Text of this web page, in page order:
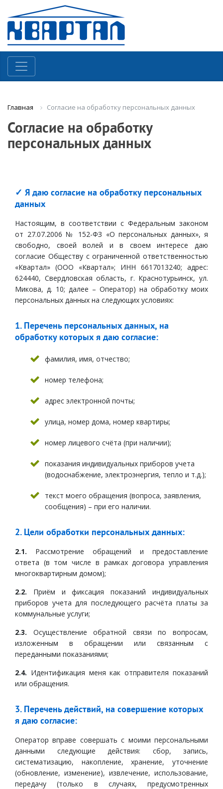
Главная Согласие на обработку персональных данных
Согласие на обработку
персональных данных
✓ Я даю согласие на обработку персональных
данных
Настоящим, в соответствии с Федеральным законом
от 27.07.2006 № 152-ФЗ «О персональных данных», я
свободно, своей волей и в своем интересе даю
согласие Обществу с ограниченной ответственностью
«Квартал» (ООО «Квартал»; ИНН 6617013240; адрес:
624440, Свердловская область, г. Краснотурьинск, ул.
Микова, д. 10; далее – Оператор) на обработку моих
персональных данных на следующих условиях:
1. Перечень персональных данных, на
обработку которых я даю согласие:
фамилия, имя, отчество;
номер телефона;
адрес электронной почты;
улица, номер дома, номер квартиры;
номер лицевого счёта (при наличии);
показания индивидуальных приборов учета
(водоснабжение, электроэнергия, тепло и т.д.);
текст моего обращения (вопроса, заявления,
сообщения) – при его наличии.
2. Цели обработки персональных данных:
2.1. Рассмотрение обращений и предоставление
ответа (в том числе в рамках договора управления
многоквартирным домом);
2.2. Приём и фиксация показаний индивидуальных
приборов учета для последующего расчёта платы за
коммунальные услуги;
2.3. Осуществление обратной связи по вопросам,
изложенным в обращении или связанным с
переданными показаниями;
2.4. Идентификация меня как отправителя показаний
или обращения.
3. Перечень действий, на совершение которых
я даю согласие:
Оператор вправе совершать с моими персональными
данными следующие действия: сбор, запись,
систематизацию, накопление, хранение, уточнение
(обновление, изменение), извлечение, использование,
передачу (только в случаях, предусмотренных